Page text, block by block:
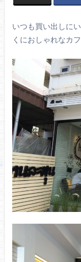
いつも買い出しに
くにおしゃれなカフ